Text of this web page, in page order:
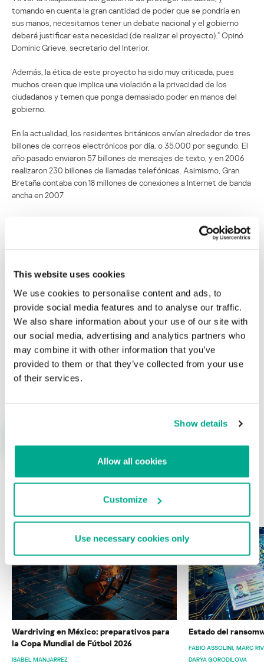
This website uses cookies
We use cookies to personalise content and ads, to
provide social media features and to analyse our traffic.
We also share information about your use of our site with
our social media, advertising and analytics partners who
may combine it with other information that you’ve
provided to them or that they’ve collected from your use
of their services.
Show details
Allow all cookies
Customize
Use necessary cookies only
tomando en cuenta la gran cantidad de poder que se pondría en
sus manos, necesitamos tener un debate nacional y el gobierno
deberá justificar esta necesidad (de realizar el proyecto).” Opinó
Dominic Grieve, secretario del Interior.
Además, la ética de este proyecto ha sido muy criticada, pues
muchos creen que implica una violación a la privacidad de los
ciudadanos y temen que ponga demasiado poder en manos del
gobierno.
En la actualidad, los residentes británicos envían alrededor de tres
billones de correos electrónicos por día, o 35.000 por segundo. El
año pasado enviaron 57 billones de mensajes de texto, y en 2006
realizaron 230 billones de llamadas telefónicas. Asimismo, Gran
Bretaña contaba con 18 millones de conexiones a Internet de banda
ancha en 2007.
El Gobierno Británico realiza un plan para
Su dirección de correo electrónico no será publicada.
Nombre*
ÚLTIMAS PUBLICACIONES
Wardriving en México: preparativos para
la Copa Mundial de Fútbol 2026
ISABEL MANJARREZ
Estado del
FABIO ASSOLINI MARC
DARYA GORODILOVA